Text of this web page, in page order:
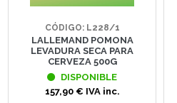
CÓDIGO: L228/1
LALLEMAND POMONA
LEVADURA SECA PARA
CERVEZA 500G
DISPONIBLE
157,90 € IVA inc.